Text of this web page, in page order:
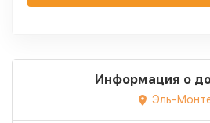
Информация о
Эль-